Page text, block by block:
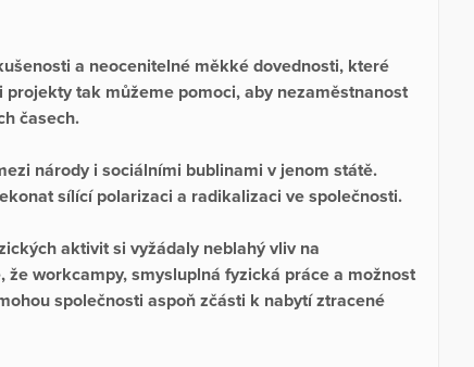
a neocenitelné měkké dovednosti, které
tak můžeme pomoci, aby nezaměstnanost
časech.
národy i sociálními bublinami v jenom státě.
sílící polarizaci a radikalizaci ve společnosti.
aktivit si vyžádaly neblahý vliv na
workcampy, smysluplná fyzická práce a možnost
společnosti aspoň zčásti k nabytí ztracené